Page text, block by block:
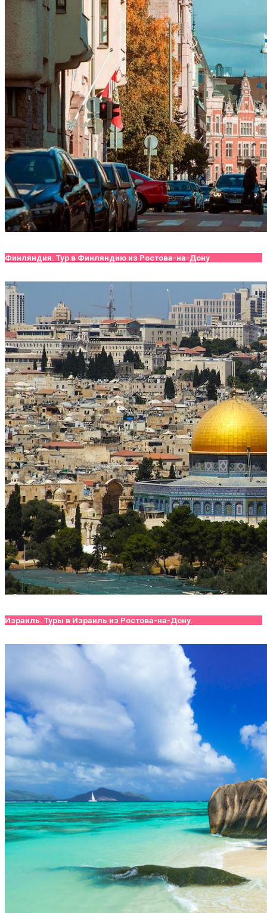
Финляндия. Тур в Финляндию из Ростова-на-Дону
Израиль. Туры в Израиль из Ростова-на-Дону.